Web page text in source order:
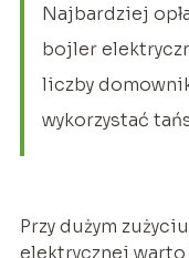
Najbardziej
bojler
liczby
wykorzystać
Przy dużym
elektrycznej